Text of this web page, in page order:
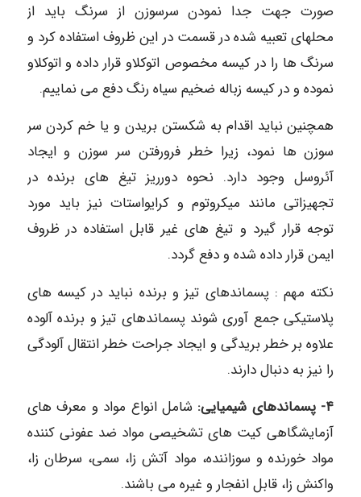
صورت جهت جدا نمودن سرسوزن از سرنگ باید از
محلهای تعبیه شده در قسمت در این ظروف استفاده کرد و
سرنگ ها را در کیسه مخصوص اتوکلاو قرار داده و اتوکلاو
نموده و در کیسه زباله ضخیم سیاه رنگ دفع می نماییم.
همچنین نباید اقدام به شکستن بریدن و یا خم کردن سر
سوزن ها نمود، زیرا خطر فرورفتن سر سوزن و ایجاد
آئروسل وجود دارد. نحوه دورریز تیغ های برنده در
تجهیزاتی مانند میکروتوم و کرایواستات نیز باید مورد
توجه قرار گیرد و تیغ های غیر قابل استفاده در ظروف
ایمن قرار داده شده و دفع گردد.
نکته مهم : پسماندهای تیز و برنده نباید در کیسه های
پلاستیکی جمع آوری شوند پسماندهای تیز و برنده آلوده
علاوه بر خطر بریدگی و ایجاد جراحت خطر انتقال آلودگی
را نیز به دنبال دارند.
۴- پسماندهای شیمیایی:
شامل انواع مواد و معرف های
آزمایشگاهی کیت های تشخیصی مواد ضد عفونی کننده
مواد خورنده و سوزاننده، مواد آتش زا، سمی، سرطان زا،
واکنش زا، قابل انفجار و غیره می باشند.